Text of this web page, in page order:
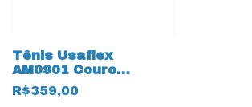
Tênis Usaflex
AM0901 Couro
Natural 17583
Dourado
R$359,00